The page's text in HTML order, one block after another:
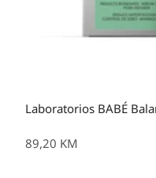
Laboratorios BABÉ
89,20 KM